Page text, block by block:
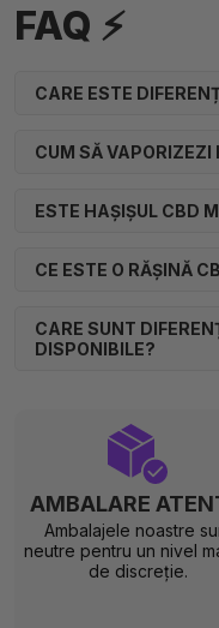
FAQ ⚡
CARE ESTE
CUM SĂ VAPORIZEZI
ESTE HAȘIȘUL CBD
CE ESTE O RĂȘINĂ
CARE SUNT
DISPONIBILE?
AMBALARE
Ambalajele noastre
neutre pentru un nivel
de discreție.